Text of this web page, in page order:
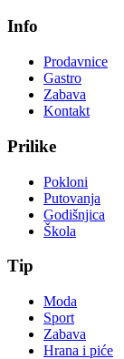
Info
Prodavnice
Gastro
Zabava
Kontakt
Prilike
Pokloni
Putovanja
Godišnjica
Škola
Tip
Moda
Sport
Zabava
Hrana i piće